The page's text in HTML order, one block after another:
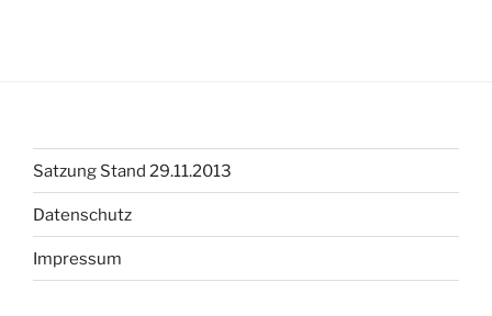
Satzung Stand 29.11.2013
Datenschutz
Impressum